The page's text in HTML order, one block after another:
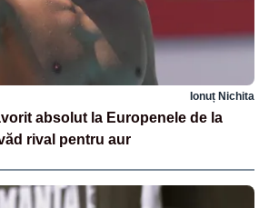
Ionuț Nichita
absolut la Europenele de la
rival pentru aur